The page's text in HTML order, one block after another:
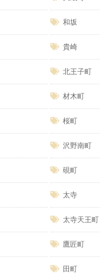
和坂
貴崎
北王子町
材木町
桜町
沢野南町
硯町
太寺
太寺天王町
鷹匠町
田町